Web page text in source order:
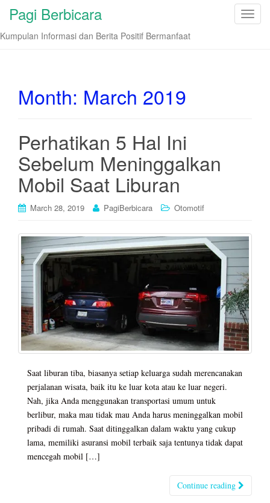
T
Pagi Berbicara
Kumpulan Informasi dan Berita Positif Bermanfaat
Month: March 2019
Perhatikan 5 Hal Ini
Sebelum Meninggalkan
Mobil Saat Liburan
March 28, 2019 PagiBerbicara Otomotif
Saat liburan tiba, biasanya setiap keluarga sudah merencanakan
perjalanan wisata, baik itu ke luar kota atau ke luar negeri.
Nah, jika Anda menggunakan transportasi umum untuk
berlibur, maka mau tidak mau Anda harus meninggalkan mobil
pribadi di rumah. Saat ditinggalkan dalam waktu yang cukup
lama, memiliki asuransi mobil terbaik saja tentunya tidak dapat
mencegah mobil […]
Continue reading